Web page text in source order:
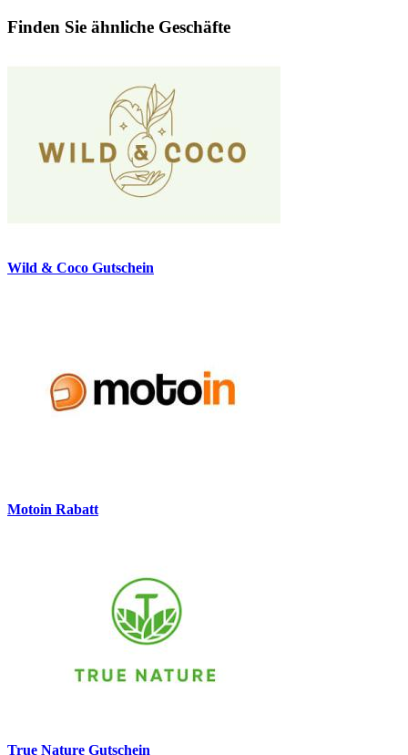
Finden Sie ähnliche Geschäfte
Wild & Coco Gutschein
Motoin Rabatt
True Nature Gutschein